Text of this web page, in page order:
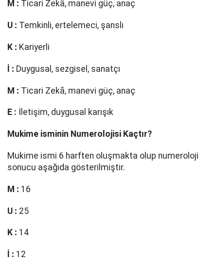
M : Ticari Zekȃ, manevi güç, anaç
U : Temkinli, ertelemeci, şanslı
K : Kariyerli
İ : Duygusal, sezgisel, sanatçı
M : Ticari Zekȃ, manevi güç, anaç
E : İletişim, duygusal karışık
Mukime isminin Numerolojisi Kaçtır?
Mukime ismi 6 harften oluşmakta olup numeroloji
sonucu aşağıda gösterilmiştir.
M : 16
U : 25
K : 14
: 12